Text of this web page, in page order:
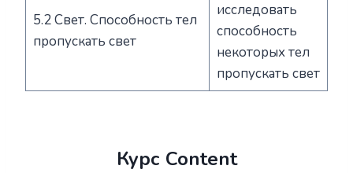
5.2 Свет. Способность тел
пропускать свет
исследовать
способность
некоторых тел
пропускать свет
Курс Content